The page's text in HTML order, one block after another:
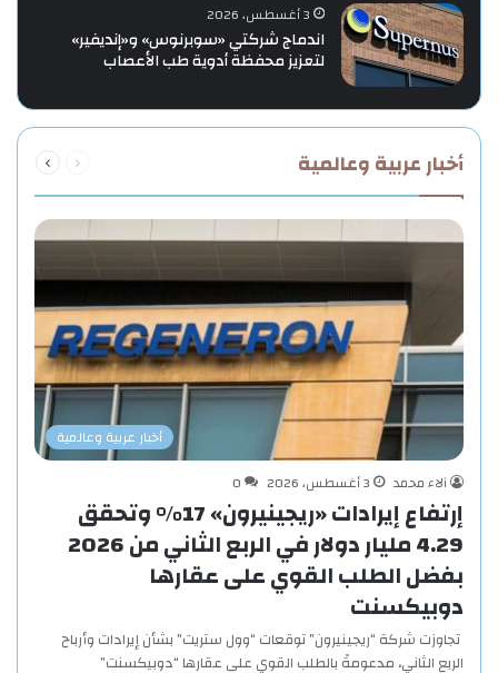
3 أغسطس، 2026
اندماج شركتي «سوبرنوس» و«إنديفير»
لتعزيز محفظة أدوية طب الأعصاب
أخبار عربية وعالمية الصفحةالصفحة
أخبار عربية وعالمية
آلاء محمد
3 أغسطس، 2026 0
إرتفاع إيرادات «ريجينيرون» 17% وتحقق
4.29 مليار دولار في الربع الثاني من 2026
بفضل الطلب القوي على عقارها
دوبيكسنت
تجاوزت شركة “ريجينيرون” توقعات “وول ستريت” بشأن إيرادات وأرباح
الربع الثاني، مدعومةً بالطلب القوي على عقارها “دوبيكسنت”